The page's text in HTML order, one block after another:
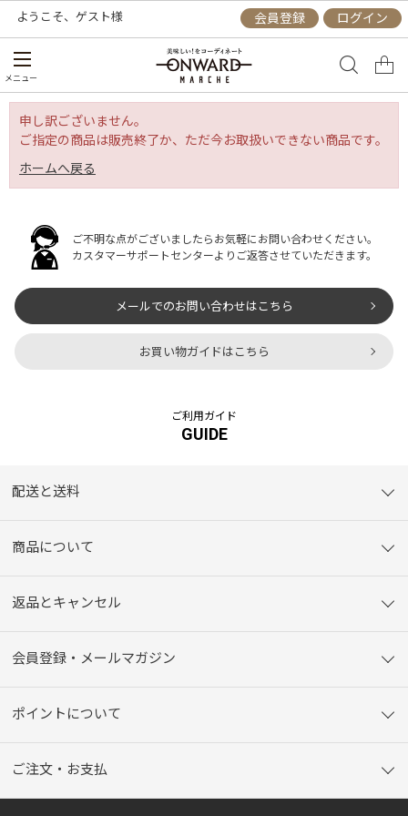
ようこそ、 ゲスト様 会員登録 ログイン
メニュー
申し訳ございません。
ご指定の商品は販売終了か、ただ今お取扱いできない商品です。
ホームへ戻る
ご不明な点がございましたらお気軽にお問い合わせください。
カスタマーサポートセンターよりご返答させていただきます。
メールでのお問い合わせはこちら
お買い物ガイドはこちら
ご利用ガイド
GUIDE
配送と送料
商品について
返品とキャンセル
会員登録・メールマガジン
ポイントについて
ご注文・お支払